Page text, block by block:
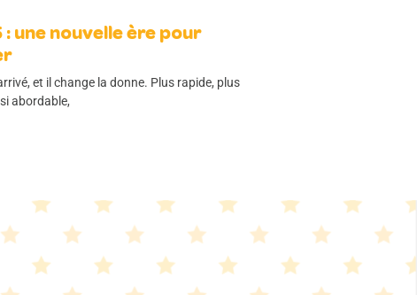
une nouvelle ère pour
et il change la donne. Plus rapide, plus
abordable,